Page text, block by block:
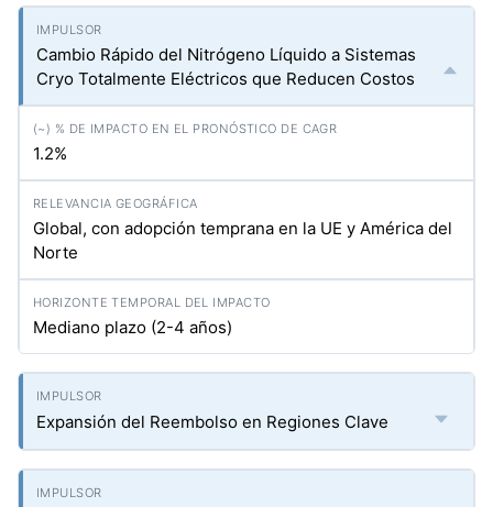
Cambio Rápido del Nitrógeno Líquido a Sistemas
Cryo Totalmente Eléctricos que Reducen Costos
1.2%
Global, con adopción temprana en la UE y América del
Norte
Mediano plazo (2-4 años)
Expansión del Reembolso en Regiones Clave